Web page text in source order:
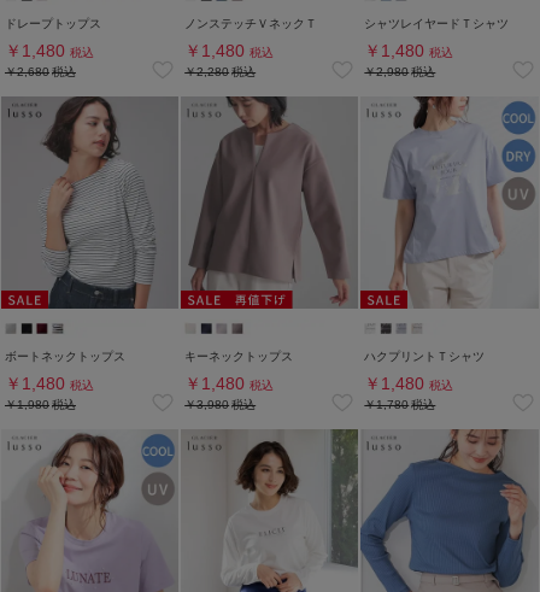
ドレープトップス
￥1,480 税込
￥2,680税込
ノンステッチＶネックＴ
￥1,480 税込
￥2,280税込
シャツレイヤードＴシャツ
￥1,480 税込
￥2,980税込
ボートネックトップス
￥1,480 税込
￥1,980税込
キーネックトップス
￥1,480 税込
￥3,980税込
ハクプリントＴシャツ
￥1,480 税込
￥1,780税込